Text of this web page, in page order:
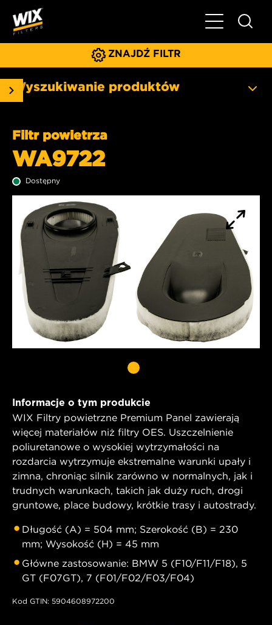
Pokaż/ukryj
ZNAJDŹ FILTR
Wyszukiwanie produktów
Filtr powietrza
WA9722
Dostępny
Informacje o tym produkcie
WIX Filtry powietrzne Premium Panel zawierają
więcej materiałów niż filtry OES. Uszczelnienie
poliuretanowe o wysokiej wytrzymałości na
rozdarcia wytrzymuje ekstremalne warunki upały i
zimna, chroniąc silnik zarówno w normalnych, jak i
trudnych warunkach, takich jak duży ruch, drogi
gruntowe, place budowy, krótkie trasy i autostrady.
Długość (A) = 504 mm; Szerokość (B) = 230
mm; Wysokość (H) = 45 mm
Główne zastosowanie: BMW 5 (F10/F11/F18), 5
GT (F07GT), 7 (F01/F02/F03/F04)
Kod GTIN: 5904608972200